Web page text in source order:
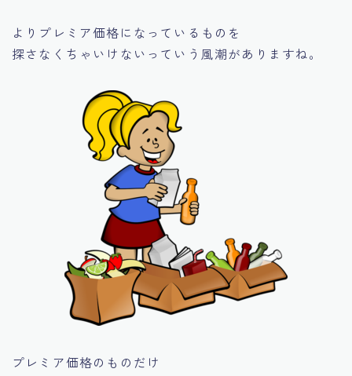
よりプレミア価格になっているものを
探さなくちゃいけないっていう風潮がありますね。
プレミア価格のものだけ